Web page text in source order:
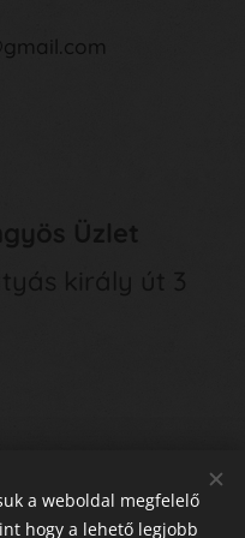
Üzlet
király út 3
a weboldal megfelelő
hogy a lehető legjobb